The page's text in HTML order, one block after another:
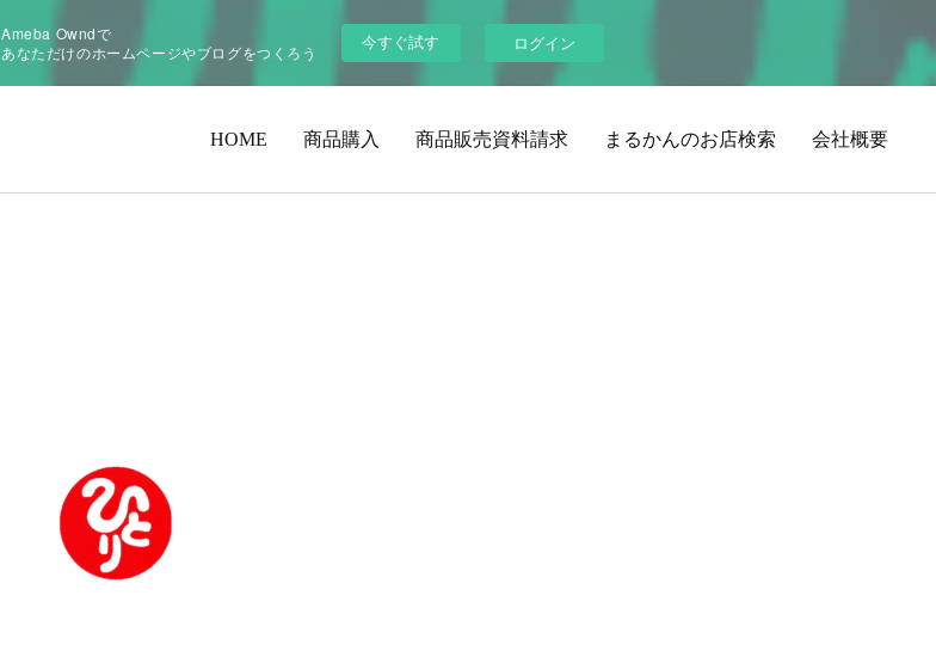
Ameba Owndで
あなただけのホームページやブログをつくろう
今すぐ試す ログイン
HOME 商品購入 商品販売資料請求 まるかんのお店検索 会社概要